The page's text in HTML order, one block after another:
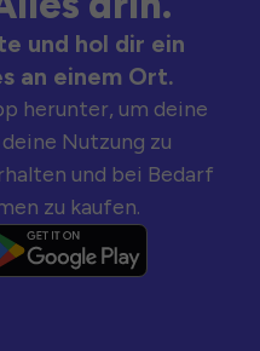
und hol dir ein
an einem Ort.
herunter, um deine
Nutzung zu
und bei Bedarf
zu kaufen.